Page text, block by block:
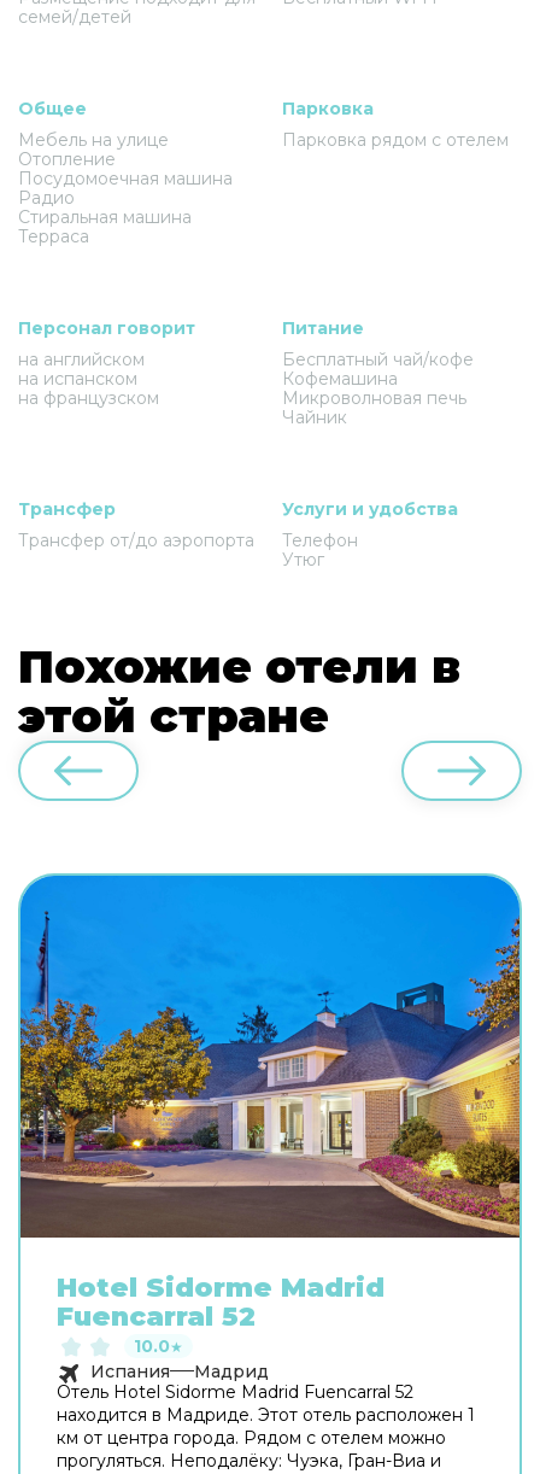
семей/детей
Общее
Мебель на улице
Отопление
Посудомоечная машина
Радио
Стиральная машина
Терраса
Парковка
Парковка рядом с отелем
Персонал говорит
на английском
на испанском
на французском
Питание
Бесплатный чай/кофе
Кофемашина
Микроволновая печь
Чайник
Трансфер
Трансфер от/до аэропорта
Услуги и удобства
Телефон
Утюг
Похожие отели в
этой стране
Hotel Sidorme Madrid
Fuencarral 52
10.0★
Испания
Мадрид
Отель Hotel Sidorme Madrid Fuencarral 52
находится в Мадриде. Этот отель расположен 1
км от центра города. Рядом с отелем можно
прогуляться. Неподалёку: Чуэка, Гран-Виа и